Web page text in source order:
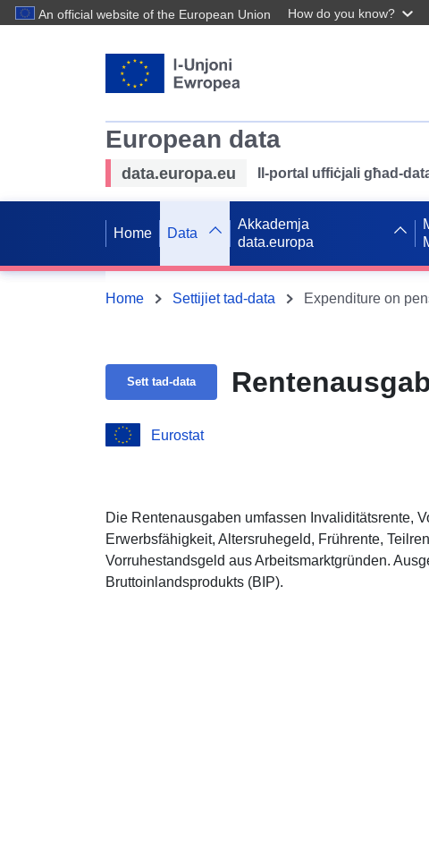
An official website of the European Union How do you know?
European data
data.europa.eu Il-portal uffiċjali għad-
Home Data
Akkademja
data.europa
Home Settijiet tad-data Expenditure on
Sett tad-data
Eurostat
Die Rentenausgaben umfassen Invaliditätsrente,
Erwerbsfähigkeit, Altersruhegeld, Frührente,
Vorruhestandsgeld aus Arbeitsmarktgründen.
Bruttoinlandsprodukts (BIP).